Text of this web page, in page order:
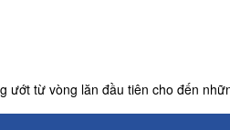
ướt từ vòng lăn đầu tiên cho đến